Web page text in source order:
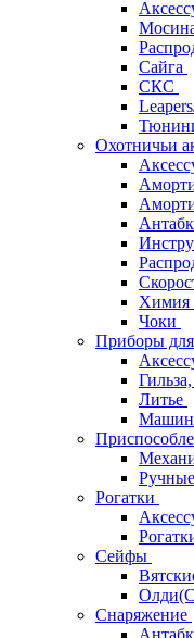
Сайга
СКС
Охотничьи
Химия
Чоки
Приборы для
Литье
Ручные
Рогатки
Сейфы
Снаряжение